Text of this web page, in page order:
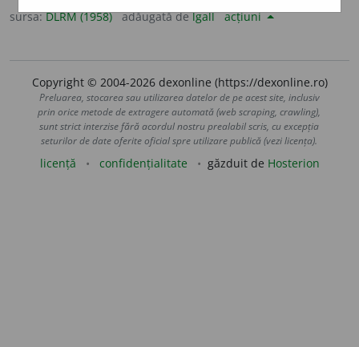
sursa:DLRM (1958) adăugată delgall acțiuni
Copyright © 2004-2026 dexonline (https://dexonline.ro)
Preluarea, stocarea sau utilizarea datelor de pe acest site, inclusiv
prin orice metode de extragere automată (web scraping, crawling),
sunt strict interzise fără acordul nostru prealabil scris, cu excepția
seturilor de date oferite oficial spre utilizare publică (vezi licența).
licență confidențialitate găzduit de Hosterion